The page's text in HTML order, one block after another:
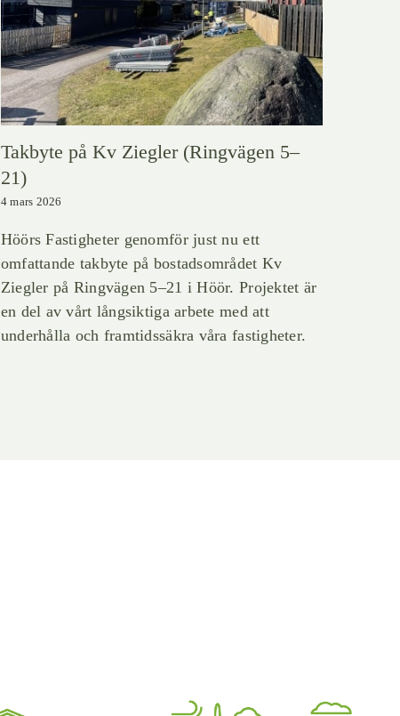
Takbyte på Kv Ziegler (Ringvägen 5–
21)
4 mars 2026
Höörs Fastigheter genomför just nu ett
omfattande takbyte på bostadsområdet Kv
Ziegler på Ringvägen 5–21 i Höör. Projektet är
en del av vårt långsiktiga arbete med att
underhålla och framtidssäkra våra fastigheter.